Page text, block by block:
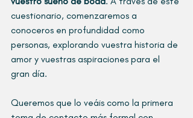
cuestionario, comenzaremos a
conoceros en profundidad como
personas, explorando vuestra historia de
amor y vuestras aspiraciones para el
gran día.
Queremos que lo veáis como la primera